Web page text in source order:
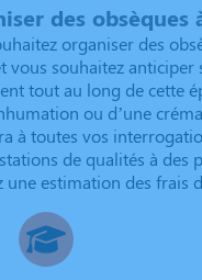
des obsèques
organiser des
vous souhaitez anticiper
tout au long de cette
ou d’une
à toutes vos
de qualités à des
une estimation des frais